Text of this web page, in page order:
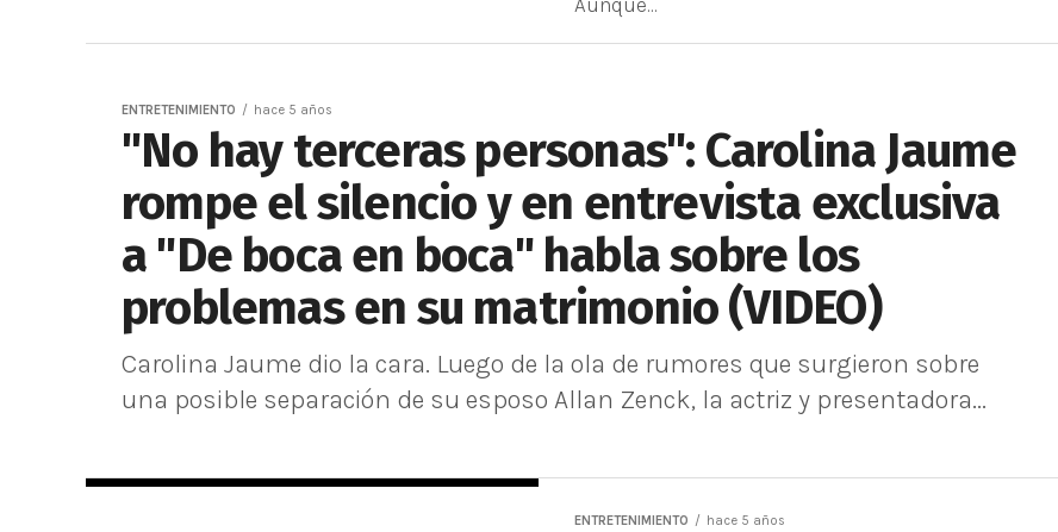
Aunque...
ENTRETENIMIENTO hace 5 años
"No hay terceras personas": Carolina Jaume
rompe el silencio y en entrevista exclusiva
a "De boca en boca" habla sobre los
problemas en su matrimonio (VIDEO)
Carolina Jaume dio la cara. Luego de la ola de rumores que surgieron sobre
una posible separación de su esposo Allan Zenck, la actriz y presentadora...
ENTRETENIMIENTO hace 5 años